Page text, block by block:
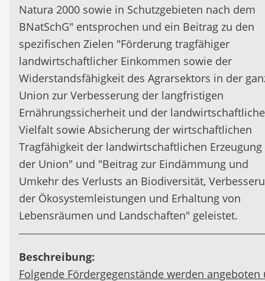
Natura 2000 sowie in Schutzgebieten nach dem
BNatSchG" entsprochen und ein Beitrag zu den
spezifischen Zielen "Förderung tragfähiger
landwirtschaftlicher Einkommen sowie der
Widerstandsfähigkeit des Agrarsektors in der
Union zur Verbesserung der langfristigen
Ernährungssicherheit und der
Vielfalt sowie Absicherung der wirtschaftlichen
Tragfähigkeit der landwirtschaftlichen
der Union" und "Beitrag zur Eindämmung und
Umkehr des Verlusts an Biodiversität,
der Ökosystemleistungen und Erhaltung von
Lebensräumen und Landschaften" geleistet.
Beschreibung:
Folgende Fördergegenstände werden angeboten